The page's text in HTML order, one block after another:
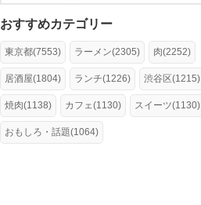
おすすめカテゴリー
東京都(7553) ラーメン(2305) 肉(2252)
居酒屋(1804) ランチ(1226) 渋谷区(1215)
焼肉(1138) カフェ(1130) スイーツ(1130)
おもしろ・話題(1064)